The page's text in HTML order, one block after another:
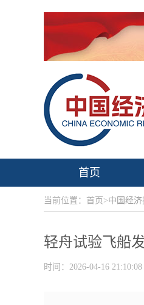
首页
当前位置：首页>中国经济
轻舟试验飞船
时间：2026-04-16 21:10:08